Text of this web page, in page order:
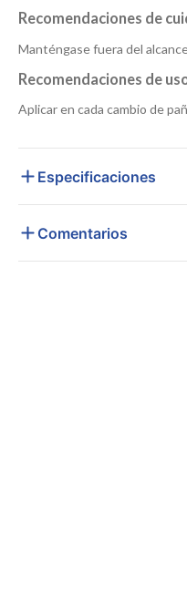
Recomendaciones de
Manténgase fuera del
Recomendaciones de
Aplicar en cada cambio de
Especificaciones
Comentarios